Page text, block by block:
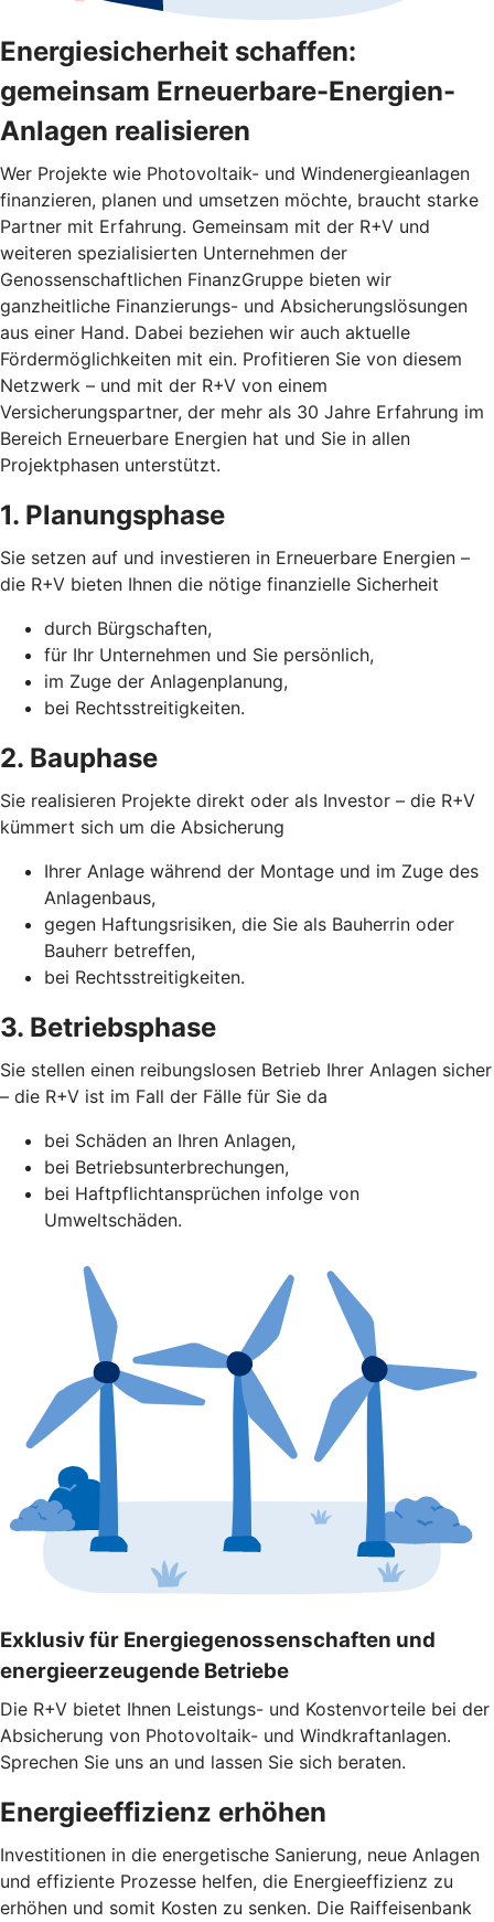
Energiesicherheit schaffen:
gemeinsam Erneuerbare-Energien-
Anlagen realisieren
Wer Projekte wie Photovoltaik- und Windenergieanlagen
finanzieren, planen und umsetzen möchte, braucht starke
Partner mit Erfahrung. Gemeinsam mit der R+V und
weiteren spezialisierten Unternehmen der
Genossenschaftlichen FinanzGruppe bieten wir
ganzheitliche Finanzierungs- und Absicherungslösungen
aus einer Hand. Dabei beziehen wir auch aktuelle
Fördermöglichkeiten mit ein. Profitieren Sie von diesem
Netzwerk – und mit der R+V von einem
Versicherungspartner, der mehr als 30 Jahre Erfahrung im
Bereich Erneuerbare Energien hat und Sie in allen
Projektphasen unterstützt.
1. Planungsphase
Sie setzen auf und investieren in Erneuerbare Energien –
die R+V bieten Ihnen die nötige finanzielle Sicherheit
durch Bürgschaften,
für Ihr Unternehmen und Sie persönlich,
im Zuge der Anlagenplanung,
bei Rechtsstreitigkeiten.
2. Bauphase
Sie realisieren Projekte direkt oder als Investor – die R+V
kümmert sich um die Absicherung
Ihrer Anlage während der Montage und im Zuge des
Anlagenbaus,
gegen Haftungsrisiken, die Sie als Bauherrin oder
Bauherr betreffen,
bei Rechtsstreitigkeiten.
3. Betriebsphase
Sie stellen einen reibungslosen Betrieb Ihrer Anlagen sicher
– die R+V ist im Fall der Fälle für Sie da
bei Schäden an Ihren Anlagen,
bei Betriebsunterbrechungen,
bei Haftpflichtansprüchen infolge von
Umweltschäden.
Exklusiv für Energiegenossenschaften und
energieerzeugende Betriebe
Die R+V bietet Ihnen Leistungs- und Kostenvorteile bei der
Absicherung von Photovoltaik- und Windkraftanlagen.
Sprechen Sie uns an und lassen Sie sich beraten.
Energieeffizienz erhöhen
Investitionen in die energetische Sanierung, neue Anlagen
und effiziente Prozesse helfen, die Energieeffizienz zu
erhöhen und somit Kosten zu senken. Die Raiffeisenbank